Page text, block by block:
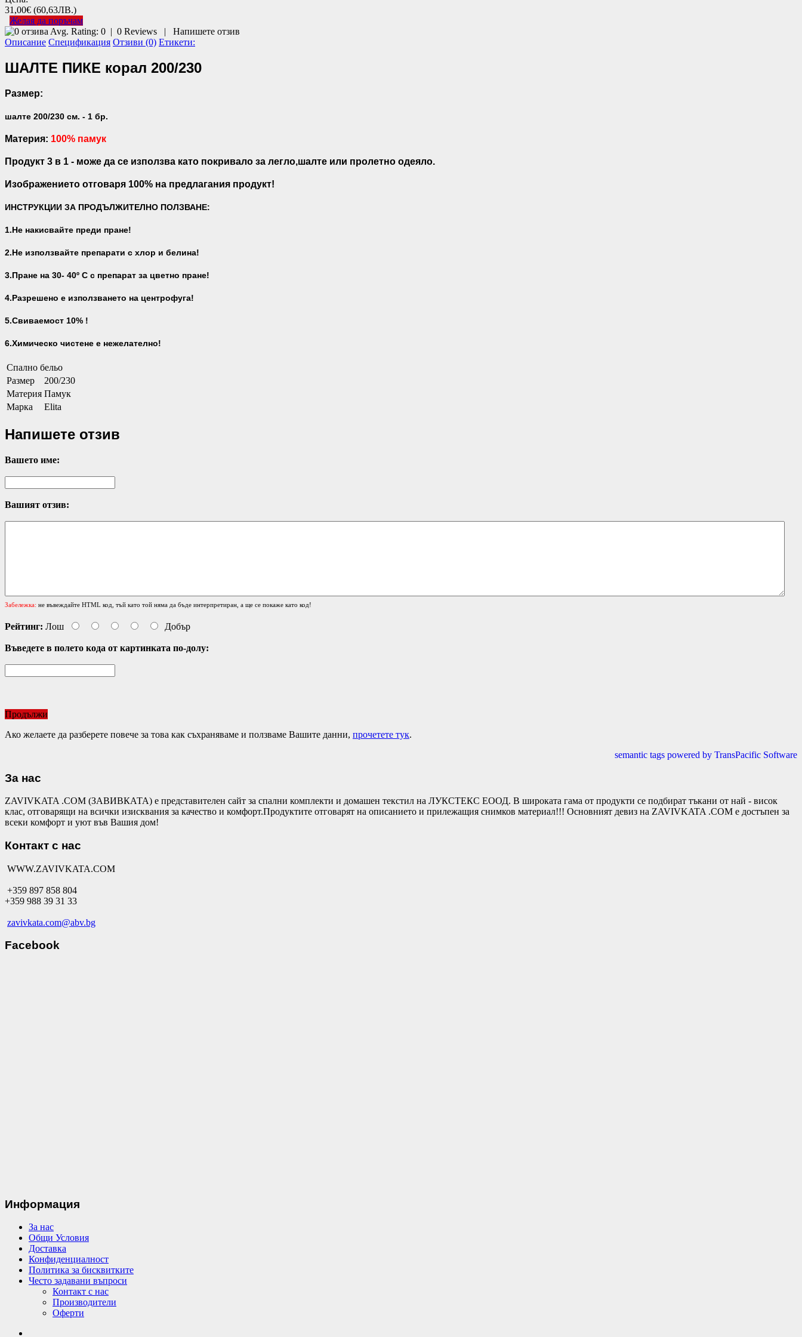
31,00€ (60,63ЛВ.)
Желая да поръчам
Avg. Rating: 0 | 0 Reviews | Напишете отзив
Описание Спецификация Отзиви (0) Етикети:
ШАЛТЕ ПИКЕ корал 200/230
Размер:
шалте 200/230 см. - 1 бр.
Материя: 100% памук
Продукт 3 в 1 - може да се използва като покривало за легло,шалте или пролетно одеяло.
Изображението отговаря 100% на предлагания продукт!
ИНСТРУКЦИИ ЗА ПРОДЪЛЖИТЕЛНО ПОЛЗВАНЕ:
1.Не накисвайте преди пране!
2.Не използвайте препарати с хлор и белина!
3.Пране на 30- 40º С с препарат за цветно пране!
4.Разрешено е използването на центрофуга!
5.Свиваемост 10% !
6.Химическо чистене е нежелателно!
Спално бельо
Размер
200/230
Материя Памук
Марка
Elita
Напишете отзив
Вашето име:
Вашият отзив:
Забележка: не въвеждайте HTML код, тъй като той няма да бъде интерпретиран, а ще се покаже като код!
Рейтинг: Лош Добър
Въведете в полето кода от картинката по-долу:
Продължи
Ако желаете да разберете повече за това как съхраняваме и ползваме Вашите данни, прочетете тук.
semantic tags powered by TransPacific Software
За нас
ZAVIVKATA .COM (ЗАВИВКАТА) е представителен сайт за спални комплекти и домашен текстил на ЛУКСТЕКС ЕООД. В широката гама от продукти се подбират тъкани от най - висок
клас, отговарящи на всички изисквания за качество и комфорт.Продуктите отговарят на описанието и прилежащия снимков материал!!! Основният девиз на ZAVIVKATA .COM е достъпен за
всеки комфорт и уют във Вашия дом!
Контакт с нас
WWW.ZAVIVKATA.COM
+359 897 858 804
+359 988 39 31 33
zavivkata.com@abv.bg
Facebook
Информация
За нас
Общи Условия
Доставка
Конфиденциалност
Политика за бисквитките
Често задавани въпроси
Контакт с нас
Производители
Оферти